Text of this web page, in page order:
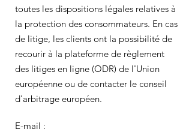
toutes les dispositions légales relatives à
la protection des consommateurs. En cas
de litige, les clients ont la possibilité de
recourir à la plateforme de règlement
des litiges en ligne (ODR) de l'Union
européenne ou de contacter le conseil
d'arbitrage européen.
E-mail :